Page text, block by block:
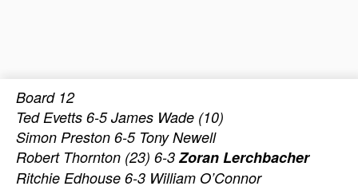
Board 12
Ted Evetts 6-5 James Wade (10)
Simon Preston 6-5 Tony Newell
Robert Thornton (23) 6-3 Zoran Lerchbacher
Ritchie Edhouse 6-3 William O’Connor